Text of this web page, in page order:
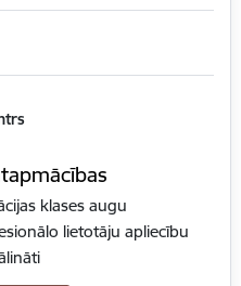
klases augu
lietotāju apliecību